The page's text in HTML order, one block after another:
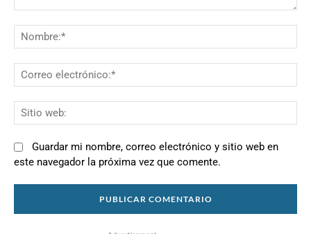
Guardar mi nombre, correo electrónico y sitio web en
este navegador la próxima vez que comente.